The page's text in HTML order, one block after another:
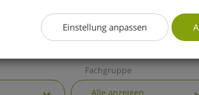
Einstellung anpassen
Fachgruppe
Alle anzeigen